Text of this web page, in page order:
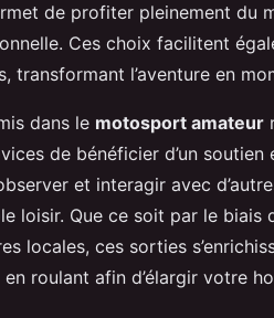
de profiter pleinement du
Ces choix facilitent
transformant l’aventure en
dans le motosport amateur
de bénéficier d’un
et interagir avec
loisir. Que ce soit par le
locales, ces sorties
roulant afin d’élargir votre